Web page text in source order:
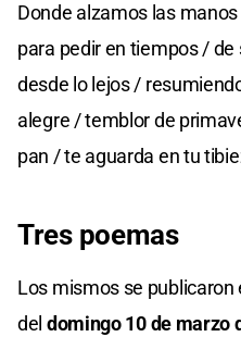
Donde alzamos las
para pedir en tiempos /
desde lo lejos /
alegre / temblor de
pan / te aguarda en tu
Tres poemas
Los mismos se publicaron
del domingo 10 de marzo